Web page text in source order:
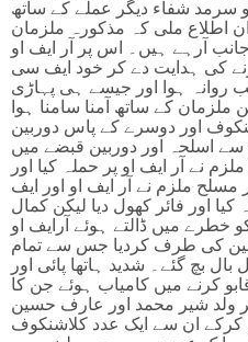
سرمد شفاء دیگر عملے کے ساتھ
اطلاع ملی کہ مذکورہ ملزمان
آرہے ہیں۔ اس پر آر ایف او
کی ہدایت دے کر خود ایف سی
روانہ ہوا اور جیسے ہی پہاڑی
ملزمان کے ساتھ آمنا سامنا ہوا
اور دوسرے کے پاس دوربین
سے اسلحہ اور دوربین قبضے میں
نے آر ایف او پر حملہ کیا اور
ملزم نے آر ایف او اور ایف
کیا اور فائر کھول دیا لیکن کمال
خطرے میں ڈالتے ہوئے آرایف او
کی طرف کردیا جس سے تمام
بال بچ گئے۔ شدید ہاتھا پائی اور
کرنے میں کامیاب ہوئے جن کا
ولد شیر محمد اور عارف حسین
کرکے ان سے ایک عدد کلاشنکوف